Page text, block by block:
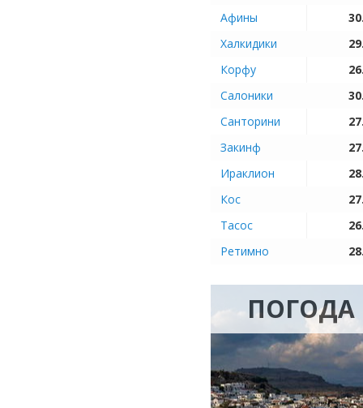
Афины
Халкидики
Корфу
Салоники
Санторини
Закинф
Ираклион
Кос
Тасос
Ретимно
ПОГОДА